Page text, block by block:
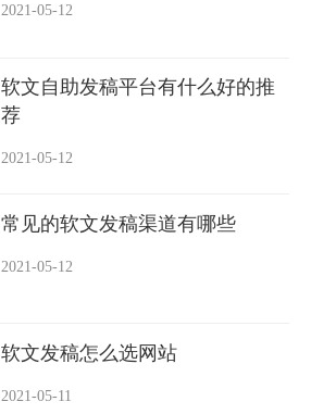
2021-05-12
软文自助发稿平台有什么好的推
荐
2021-05-12
常见的软文发稿渠道有哪些
2021-05-12
软文发稿怎么选网站
2021-05-11